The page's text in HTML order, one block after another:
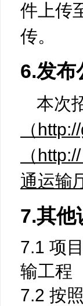
件上传
传。
6.发布
本次
（
（
通运输
7.其他
7.1 项
输工程
7.2 按